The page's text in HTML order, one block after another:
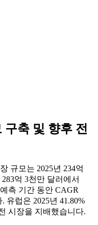
축 및 향후 전
규모는 2025년 234억
억 3천만 달러에서
측 기간 동안 CAGR
유럽은 2025년 41.80%
시장을 지배했습니다.